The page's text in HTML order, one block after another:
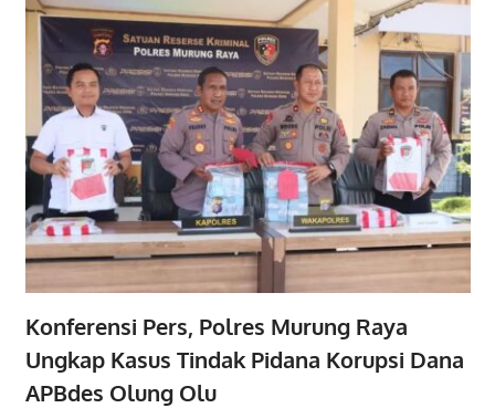
Konferensi Pers, Polres Murung Raya
Ungkap Kasus Tindak Pidana Korupsi Dana
APBdes Olung Olu